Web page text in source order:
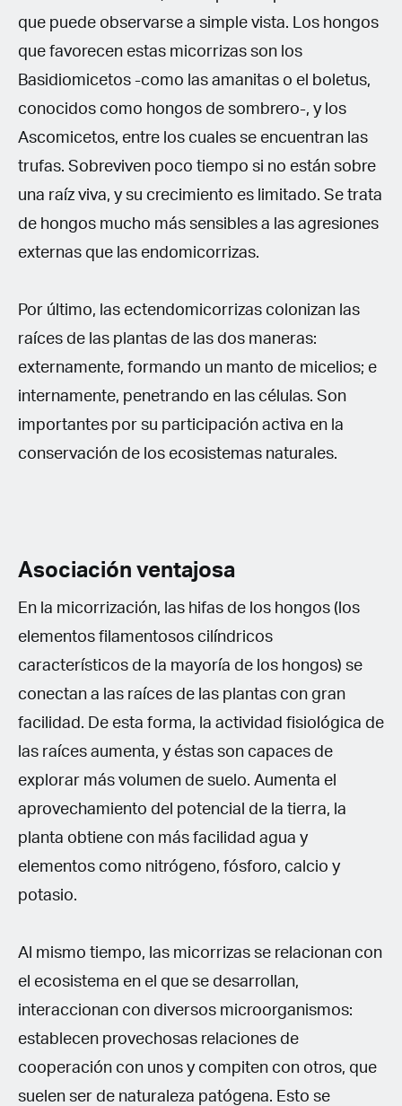
que puede observarse a simple vista. Los hongos
que favorecen estas micorrizas son los
Basidiomicetos -como las amanitas o el boletus,
conocidos como hongos de sombrero-, y los
Ascomicetos, entre los cuales se encuentran las
trufas. Sobreviven poco tiempo si no están sobre
una raíz viva, y su crecimiento es limitado. Se trata
de hongos mucho más sensibles a las agresiones
externas que las endomicorrizas.
Por último, las ectendomicorrizas colonizan las
raíces de las plantas de las dos maneras:
externamente, formando un manto de micelios; e
internamente, penetrando en las células. Son
importantes por su participación activa en la
conservación de los ecosistemas naturales.
Asociación ventajosa
En la micorrización, las hifas de los hongos (los
elementos filamentosos cilíndricos
característicos de la mayoría de los hongos) se
conectan a las raíces de las plantas con gran
facilidad. De esta forma, la actividad fisiológica de
las raíces aumenta, y éstas son capaces de
explorar más volumen de suelo. Aumenta el
aprovechamiento del potencial de la tierra, la
planta obtiene con más facilidad agua y
elementos como nitrógeno, fósforo, calcio y
potasio.
Al mismo tiempo, las micorrizas se relacionan con
el ecosistema en el que se desarrollan,
interaccionan con diversos microorganismos:
establecen provechosas relaciones de
cooperación con unos y compiten con otros, que
suelen ser de naturaleza patógena. Esto se